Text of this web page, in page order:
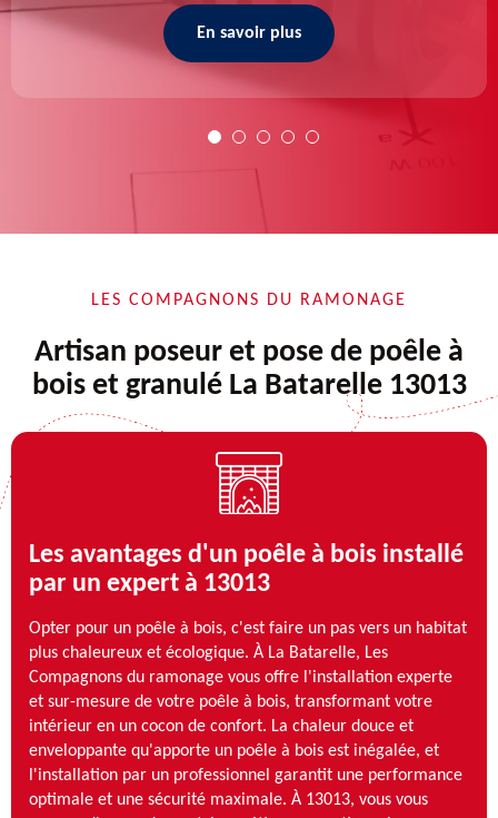
En savoir plus
LES COMPAGNONS DU RAMONAGE
Artisan poseur et pose de poêle à
bois et granulé La Batarelle 13013
Les avantages d'un poêle à bois installé
par un expert à 13013
Opter pour un poêle à bois, c'est faire un pas vers un habitat
plus chaleureux et écologique. À La Batarelle, Les
Compagnons du ramonage vous offre l'installation experte
et sur-mesure de votre poêle à bois, transformant votre
intérieur en un cocon de confort. La chaleur douce et
enveloppante qu'apporte un poêle à bois est inégalée, et
l'installation par un professionnel garantit une performance
optimale et une sécurité maximale. À 13013, vous vous